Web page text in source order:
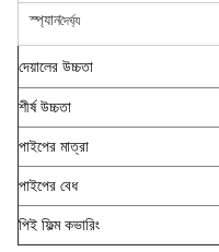
স্প্যানদৈর্ঘ্য
দেয়ালের উচ্চতা
শীর্ষ উচ্চতা
পাইপের মাত্রা
পাইপের বেধ
পিই ফিল্ম কভারিং